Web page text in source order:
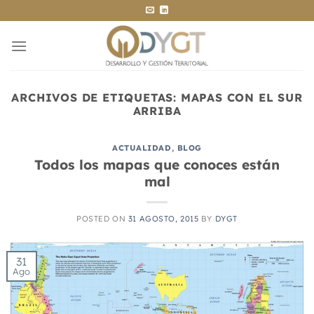
al
contenido
ARCHIVOS DE ETIQUETAS: MAPAS CON EL SUR
ARRIBA
ACTUALIDAD, BLOG
Todos los mapas que conoces están
mal
POSTED ON 31 AGOSTO, 2015 BY DYGT
31
Ago